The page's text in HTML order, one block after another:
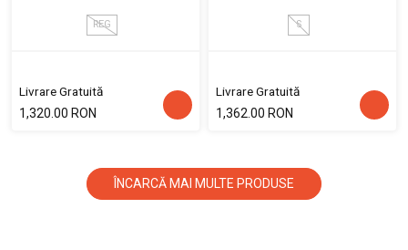
REG
Livrare Gratuită
1,320.00 RON
S
Livrare Gratuită
1,362.00 RON
ÎNCARCĂ MAI MULTE PRODUSE